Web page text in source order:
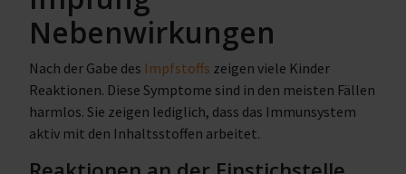
Nebenwirkungen
Nach der Gabe des Impfstoffs zeigen viele Kinder
Reaktionen. Diese Symptome sind in den meisten Fällen
harmlos. Sie zeigen lediglich, dass das Immunsystem
aktiv mit den Inhaltsstoffen arbeitet.